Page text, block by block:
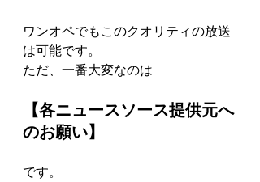
ワンオペでもこのクオリティの放送
は可能です。
ただ、一番大変なのは
【各ニュースソース提供元へ
のお願い】
です。